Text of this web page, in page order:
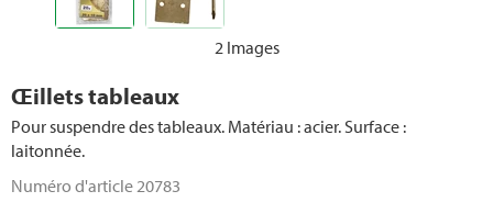
2 Images
Œillets tableaux
Pour suspendre des tableaux. Matériau : acier. Surface :
laitonnée.
Numéro d'article20783